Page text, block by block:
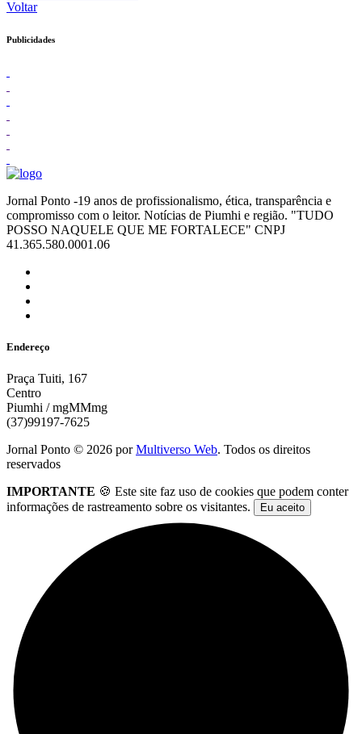
Voltar
Publicidades
Jornal Ponto -19 anos de profissionalismo, ética, transparência e
compromisso com o leitor. Notícias de Piumhi e região. "TUDO
POSSO NAQUELE QUE ME FORTALECE" CNPJ
41.365.580.0001.06
Endereço
Praça Tuiti, 167
Centro
Piumhi / mgMMmg
(37)99197-7625
Jornal Ponto © 2026 porMultiverso Web. Todos os direitos
reservados
IMPORTANTE 🍪 Este site faz uso de cookies que podem conter
informações de rastreamento sobre os visitantes.
Eu aceito